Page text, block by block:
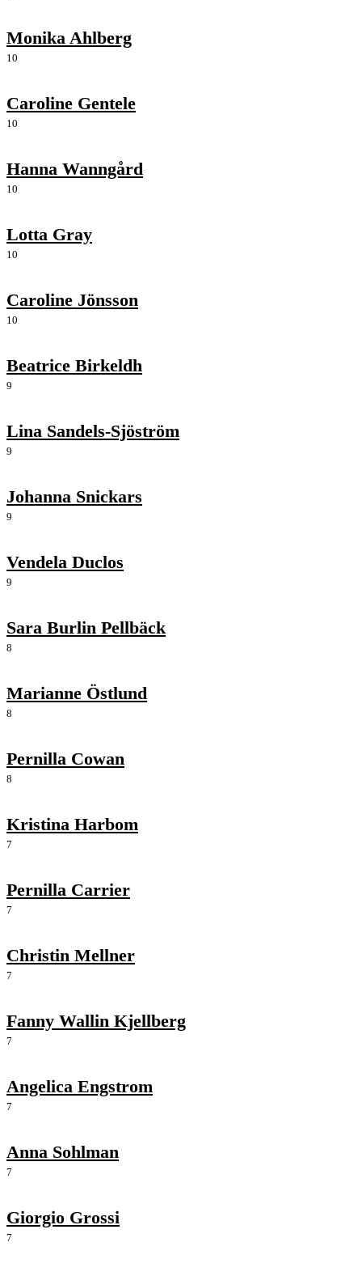
Monika Ahlberg
10
Caroline Gentele
10
Hanna Wanngård
10
Lotta Gray
10
Caroline Jönsson
10
Beatrice Birkeldh
9
Lina Sandels-Sjöström
9
Johanna Snickars
9
Vendela Duclos
9
Sara Burlin Pellbäck
8
Marianne Östlund
8
Pernilla Cowan
8
Kristina Harbom
7
Pernilla Carrier
7
Christin Mellner
7
Fanny Wallin Kjellberg
7
Angelica Engstrom
7
Anna Sohlman
7
Giorgio Grossi
7